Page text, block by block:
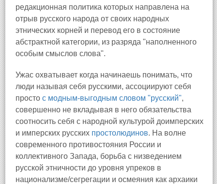
редакционная политика которых направлена на
отрыв русского народа от своих народных
этнических корней и перевод его в состояние
абстрактной категории, из разряда "наполненного
особым смыслов слова".
Ужас охватывает когда начинаешь понимать, что
люди называя себя русскими, ассоциируют себя
просто с модным-выгодным словом "русский",
совершенно не вкладывая в него обязательства
соотносить себя с народной культурой доимперских
и имперских русских простолюдинов. На волне
современного противостояния России и
коллективного Запада, борьба с низведением
русской этничности до уровня упреков в
национализме/сегрегации и осмеяния как архаики